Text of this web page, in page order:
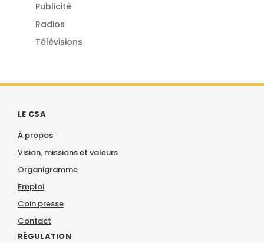
Publicité
Radios
Télévisions
LE CSA
À propos
Vision, missions et valeurs
Organigramme
Emploi
Coin presse
Contact
RÉGULATION